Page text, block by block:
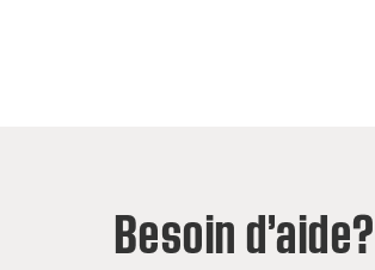
Besoin d’aide?